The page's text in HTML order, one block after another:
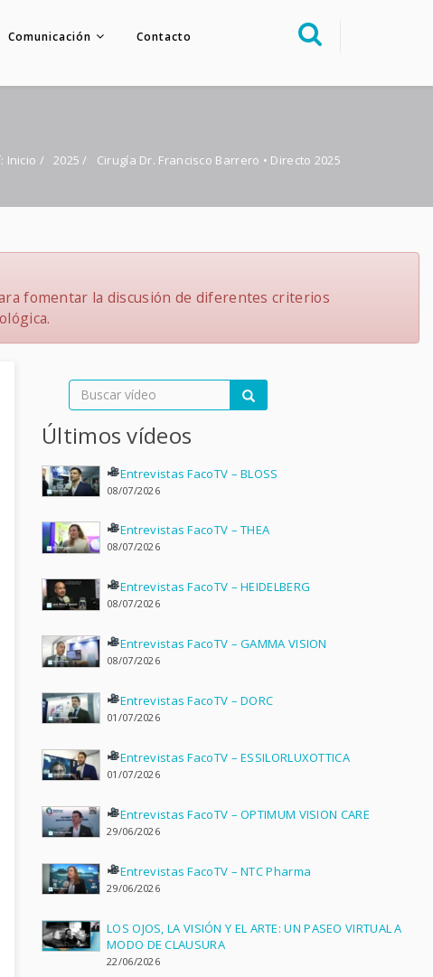
Comunicación Contacto
Inicio / 2025 / Cirugía Dr. Francisco Barrero • Directo 2025
fomentar la discusión de diferentes criterios
Últimos vídeos
Entrevistas FacoTV – BLOSS
08/07/2026
Entrevistas FacoTV – THEA
08/07/2026
Entrevistas FacoTV – HEIDELBERG
08/07/2026
Entrevistas FacoTV – GAMMA VISION
08/07/2026
Entrevistas FacoTV – DORC
01/07/2026
Entrevistas FacoTV – ESSILORLUXOTTICA
01/07/2026
Entrevistas FacoTV – OPTIMUM VISION CARE
29/06/2026
Entrevistas FacoTV – NTC Pharma
29/06/2026
LOS OJOS, LA VISIÓN Y EL ARTE: UN PASEO VIRTUAL A
MODO DE CLAUSURA
22/06/2026